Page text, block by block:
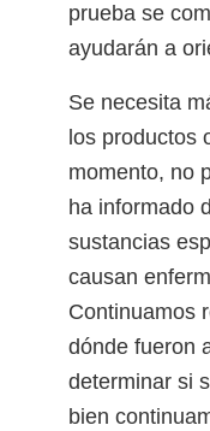
prueba se
ayudarán a
Se necesita
los productos
momento, no
ha informado
sustancias
causan
Continuamos
dónde fueron
determinar si
bien